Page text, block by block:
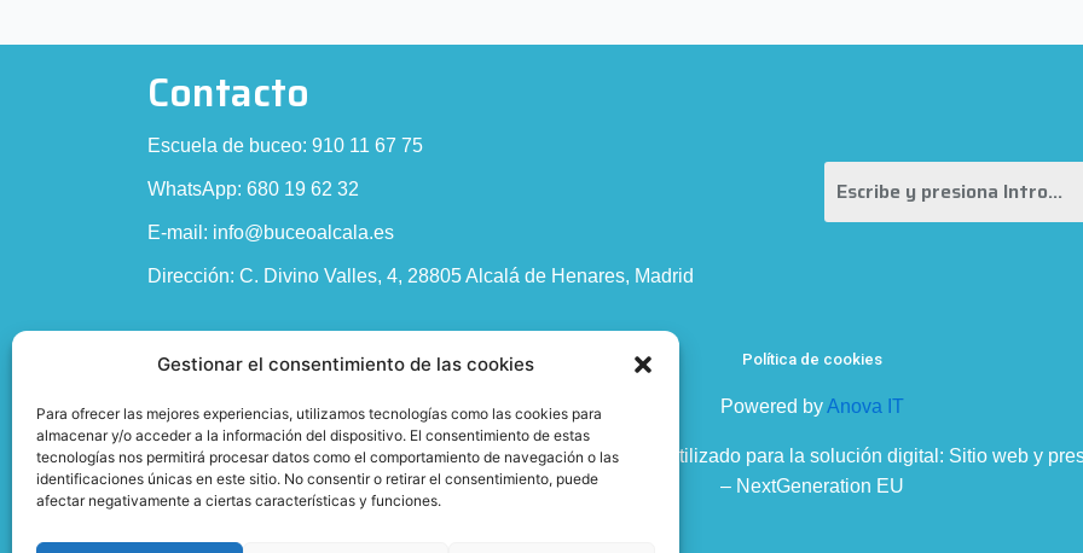
Gestionar el consentimiento de las cookies
Para ofrecer las mejores experiencias, utilizamos tecnologías como las cookies para
almacenar y/o acceder a la información del dispositivo. El consentimiento de estas
tecnologías nos permitirá procesar datos como el comportamiento de navegación o las
identificaciones únicas en este sitio. No consentir o retirar el consentimiento, puede
afectar negativamente a ciertas características y funciones.
Contacto
Escuela de buceo: 910 11 67 75
WhatsApp: 680 19 62 32
E-mail: info@buceoalcala.es
Dirección: C. Divino Valles, 4, 28805 Alcalá de Henares, Madrid
Política de privacidad Política de cookies
Powered byAnova IT
Esta empresa ha sido beneficiaria del bono Kit Digital y lo ha utilizado para la solución digital: Sitio web y
– NextGeneration EU